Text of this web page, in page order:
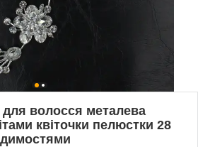
для волосся металева
квіточки пелюстки 28